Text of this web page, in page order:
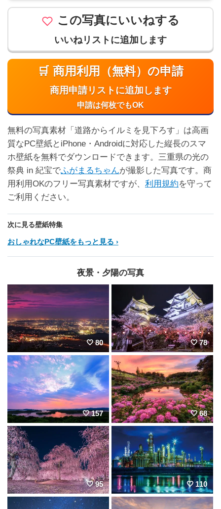
この写真にいいねする
いいねリストに追加します
🛒 商用利用（無料）の申請
商用申請リストに追加します
申請は何枚でもOK
無料の写真素材「道路からイルミを見下ろす」は高画
質なPC壁紙とiPhone・Androidに対応した縦長のスマ
ホ壁紙を無料でダウンロードできます。三重県の光の
祭典 in 紀宝でふがまるちゃんが撮影した写真です。商
用利用OKのフリー写真素材ですが、 利用規約を守って
ご利用ください。
次に見る壁紙特集
おしゃれなPC壁紙をもっと見る
夜景・夕陽の写真
80 78
157 68
95 110